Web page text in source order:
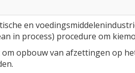
en
in process) procedure om
opbouw van afzettingen op